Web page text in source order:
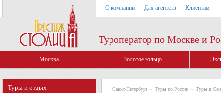
О компании Для агентств Клиентам
Туроператор по Москве и
Москва Золотое кольцо
Туры и отдых Санкт-Петербург » Туры по России » Туры в